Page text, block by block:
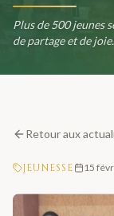
Plus de 500 jeunes
de partage et de joie.
Retour aux
JEUNESSE 15